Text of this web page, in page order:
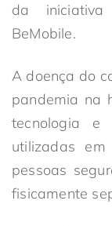
da iniciativa
BeMobile.
A doença do
pandemia na
tecnologia
utilizadas
pessoas
fisicamente